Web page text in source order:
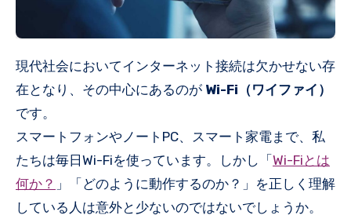
現代社会においてインターネット接続は欠かせない存
在となり、その中心にあるのが Wi-Fi（ワイファイ）
です。
スマートフォンやノートPC、スマート家電まで、私
たちは毎日Wi-Fiを使っています。しかし「 Wi-Fiとは
何か？ 」「どのように動作するのか？」を正しく理解
している人は意外と少ないのではないでしょうか。